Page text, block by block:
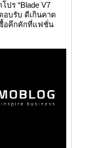
ร “Blade V7
อบรับ ดีเกินคาด
อคึกคักที่แฟชั่น